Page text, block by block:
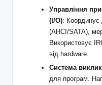
Управління
(I/O): Координує
(AHCI/SATA),
Використовує
від hardware.
Система
для програм.